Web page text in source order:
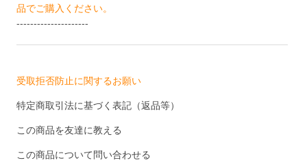
品でご購入ください。
---------------------
受取拒否防止に関するお願い
特定商取引法に基づく表記（返品等）
この商品を友達に教える
この商品について問い合わせる